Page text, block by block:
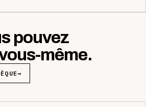
pouvez
même.
→